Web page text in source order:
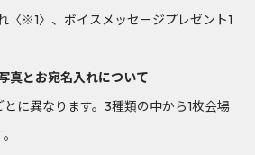
〈※1〉、ボイスメッセージプレゼント1
真とお宛名入れについて
とに異なります。3種類の中から1枚会場